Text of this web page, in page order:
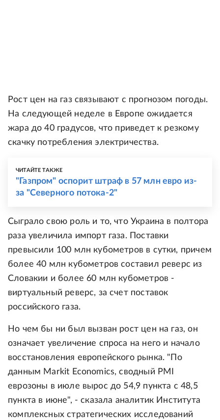
Рост цен на газ связывают с прогнозом погоды.
На следующей неделе в Европе ожидается
жара до 40 градусов, что приведет к резкому
скачку потребления электричества.
ЧИТАЙТЕ ТАКЖЕ
"Газпром" оспорит штраф в 57 млн евро из-
за "Северного потока-2"
Сыграло свою роль и то, что Украина в полтора
раза увеличила импорт газа. Поставки
превысили 100 млн кубометров в сутки, причем
более 40 млн кубометров составил реверс из
Словакии и более 60 млн кубометров -
виртуальный реверс, за счет поставок
российского газа.
Но чем бы ни был вызван рост цен на газ, он
означает увеличение спроса на него и начало
восстановления европейского рынка. "По
данным Markit Economics, сводный PMI
еврозоны в июле вырос до 54,9 пункта с 48,5
пункта в июне", - сказала аналитик Института
комплексных стратегических исследований